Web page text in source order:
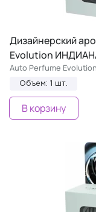
Дизайнерский
Evolution
Auto Perfume
Объем: 1 шт.
В корзину